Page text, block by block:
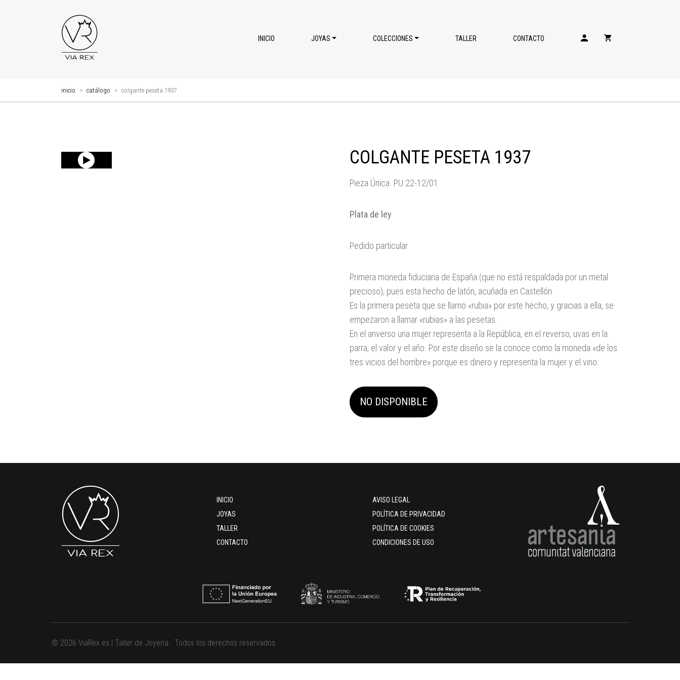
INICIO JOYAS COLECCIONES TALLER CONTACTO
inicio catálogo colgante peseta 1937
COLGANTE PESETA 1937
Pieza Única PU 22-12/01
Plata de ley
Pedido particular
Primera moneda fiduciaria de España (que no está respaldada por un metal
precioso), pues esta hecho de latón, acuñada en Castellón.
Es la primera peseta que se llamo «rubia» por este hecho, y gracias a ella, se
empezaron a llamar «rubias» a las pesetas.
En el anverso una mujer representa a la República, en el reverso, uvas en la
parra, el valor y el año. Por este diseño se la conoce como la moneda «de los
tres vicios del hombre» porque es dinero y representa la mujer y el vino.
NO DISPONIBLE
INICIO
JOYAS
TALLER
CONTACTO
AVISO LEGAL
POLÍTICA DE PRIVACIDAD
POLÍTICA DE COOKIES
CONDICIONES DE USO
© 2026 ViaRex.es | Taller de Joyería Todos los derechos reservados